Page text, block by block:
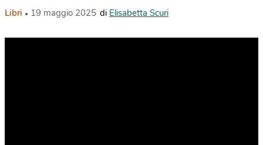
Libri 19 maggio 2025 di Elisabetta Scuri